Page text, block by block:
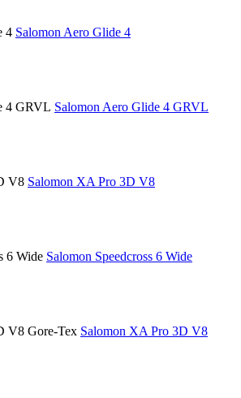
Salomon Aero Glide 4
Salomon Aero Glide 4 GRVL
Salomon XA Pro 3D V8
Salomon Speedcross 6 Wide
Salomon XA Pro 3D V8